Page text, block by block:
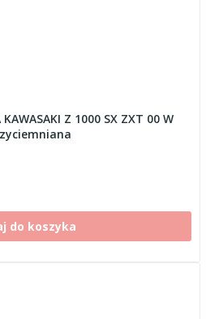
Z 1000 SX ZXT 00 W
do koszyka